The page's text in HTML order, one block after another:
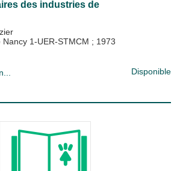
des industries de
1-UER-STMCM ; 1973
Disponible